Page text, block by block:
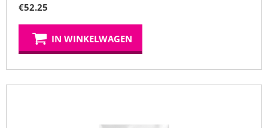
€52.25
IN WINKELWAGEN